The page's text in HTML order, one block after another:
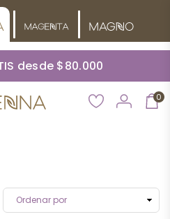
desde $80.000
0